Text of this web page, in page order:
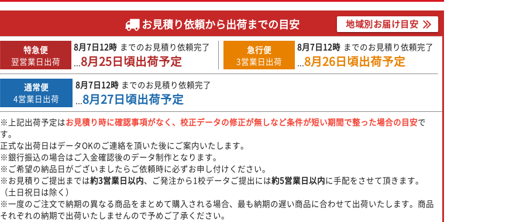
お見積り依頼から出荷までの目安 地域別お届け目安
特急便
翌営業日出荷
8月7日12時 までのお見積り依頼完了
...8月25日頃出荷予定
急行便
3営業日出荷
8月7日12時 までのお見積り依頼完了
...8月26日頃出荷予定
通常便
4営業日出荷
8月7日12時 までのお見積り依頼完了
8月27日頃出荷予定
※上記出荷予定はお見積り時に確認事項がなく、校正データの修正が無しなど条件が短い期間で整った場合の目安で
す。
正式な出荷日はデータOKのご連絡を頂いた後にご案内いたします。
※銀行振込の場合はご入金確認後のデータ制作となります。
※ご希望の納品日がございましたらご依頼時に必ずお申し付けください。
※お見積りご提出までは約3営業日以内、ご発注から1校データご提出には約5営業日以内に手配をさせて頂きます。
（土日祝日は除く）
※一度のご注文で納期の異なる商品をまとめて購入される場合、最も納期の遅い商品に合わせて出荷いたします。商品
それぞれの納期で出荷いたしませんので予めご了承ください。